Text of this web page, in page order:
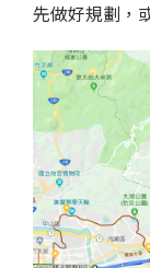
先做好規劃，